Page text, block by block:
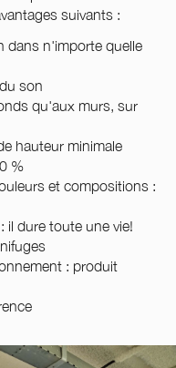
suivants :
dans n'importe quelle
son
qu'aux murs, sur
hauteur minimale
%
et compositions :
il dure toute une vie!
: produit